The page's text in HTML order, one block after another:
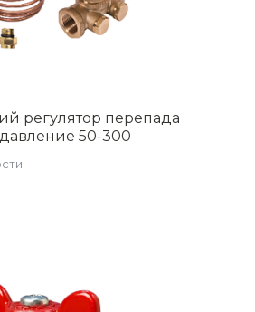
регулятор перепада
50-300